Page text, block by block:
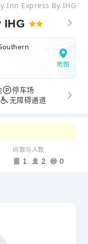
Inn Express By IHG
IHG
地图
停车场
无障碍通道
间数与人数
1 2 0